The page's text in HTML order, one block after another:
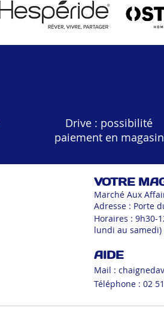
Drive : possibilité
paiement en magasin
VOTRE
Marché Aux
Adresse : Porte
Horaires : 9h30-
lundi au samedi)
AIDE
Mail :
Téléphone : 02